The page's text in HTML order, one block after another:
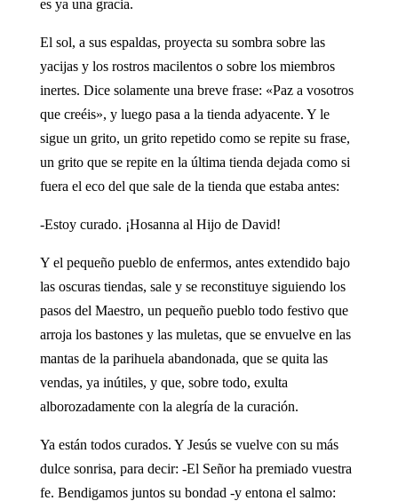
es ya una gracia.
El sol, a sus espaldas, proyecta su sombra sobre las
yacijas y los rostros macilentos o sobre los miembros
inertes. Dice solamente una breve frase: «Paz a vosotros
que creéis», y luego pasa a la tienda adyacente. Y le
sigue un grito, un grito repetido como se repite su frase,
un grito que se repite en la última tienda dejada como si
fuera el eco del que sale de la tienda que estaba antes:
-Estoy curado. ¡Hosanna al Hijo de David!
Y el pequeño pueblo de enfermos, antes extendido bajo
las oscuras tiendas, sale y se reconstituye siguiendo los
pasos del Maestro, un pequeño pueblo todo festivo que
arroja los bastones y las muletas, que se envuelve en las
mantas de la parihuela abandonada, que se quita las
vendas, ya inútiles, y que, sobre todo, exulta
alborozadamente con la alegría de la curación.
Ya están todos curados. Y Jesús se vuelve con su más
dulce sonrisa, para decir: -El Señor ha premiado vuestra
fe. Bendigamos juntos su bondad -y entona el salmo: